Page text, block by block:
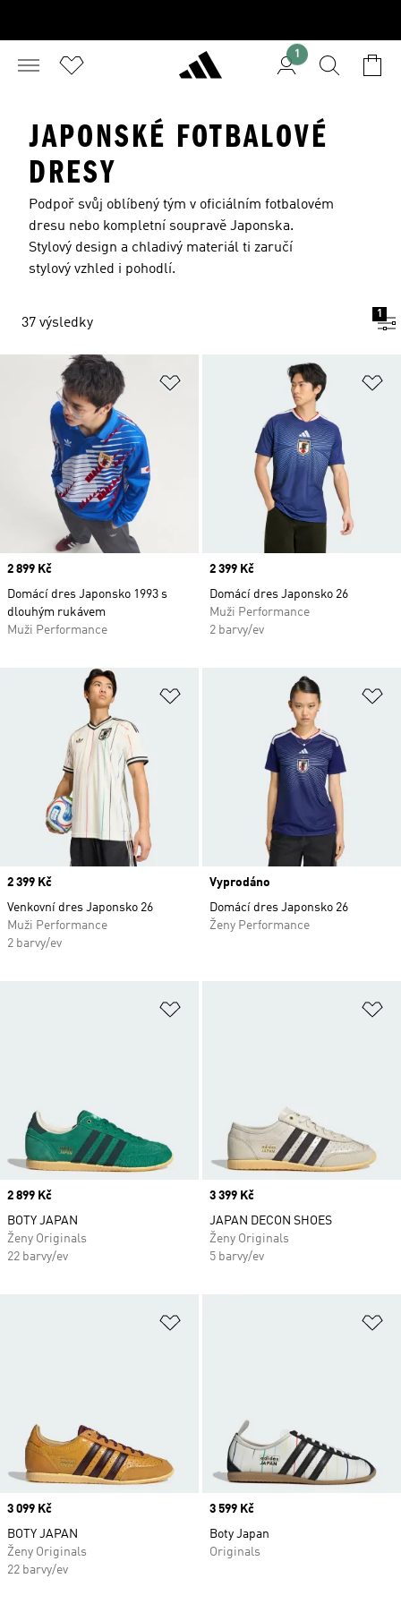
1
JAPONSKÉ FOTBALOVÉ
DRESY
Podpoř svůj oblíbený tým v oficiálním fotbalovém
dresu nebo kompletní soupravě Japonska.
Stylový design a chladivý materiál ti zaručí
stylový vzhled i pohodlí.
37 výsledky
1
Přidat do seznamu přání
Price
2 899 Kč
Domácí dres Japonsko 1993 s
dlouhým rukávem
Muži Performance
Price
2 399 Kč
Domácí dres Japonsko 26
Muži Performance
2 barvy/ev
Přidat do seznamu přání
Price
2 399 Kč
Venkovní dres Japonsko 26
Muži Performance
2 barvy/ev
Vyprodáno
Domácí dres Japonsko 26
Ženy Performance
Price
2 899 Kč
BOTY JAPAN
Ženy Originals
22 barvy/ev
Price
3 399 Kč
JAPAN DECON SHOES
Ženy Originals
5 barvy/ev
Price
3 099 Kč
BOTY JAPAN
Ženy Originals
22 barvy/ev
Price
3 599 Kč
Boty Japan
Originals